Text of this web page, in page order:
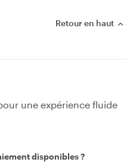
Retour en haut
une expérience fluide
disponibles ?